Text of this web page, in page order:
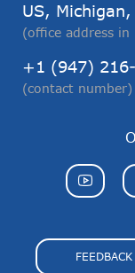
US,
(office address in
+1 (947)
(contact number)
FEEDBACK